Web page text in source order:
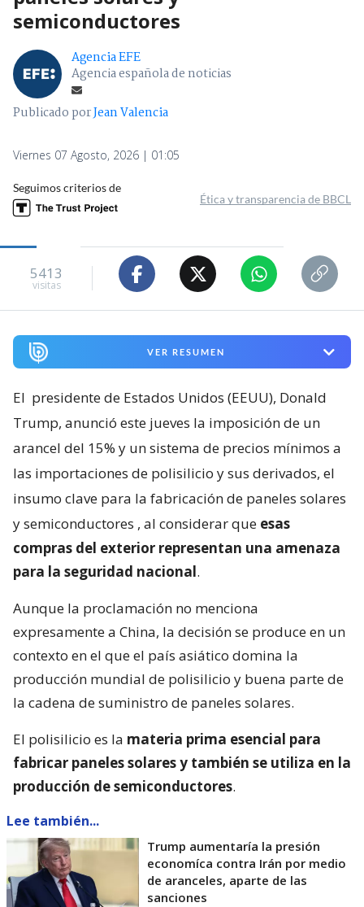
semiconductores
Agencia EFE
Agencia española de noticias
Publicado porJean Valencia
Viernes 07 Agosto, 2026 | 01:05
Seguimos criterios de
Ética y transparencia de BBCL
5413
visitas
VER RESUMEN
El presidente de Estados Unidos (EEUU), Donald
Trump, anunció este jueves la imposición de un
arancel del 15% y un sistema de precios mínimos a
las importaciones de polisilicio y sus derivados, el
insumo clave para la fabricación de paneles solares
y semiconductores , al considerar que esas
compras del exterior representan una amenaza
para la seguridad nacional.
Aunque la proclamación no menciona
expresamente a China, la decisión se produce en un
contexto en el que el país asiático domina la
producción mundial de polisilicio y buena parte de
la cadena de suministro de paneles solares.
El polisilicio es la materia prima esencial para
fabricar paneles solares y también se utiliza en la
producción de semiconductores.
Lee también...
Trump aumentaría la presión
economíca contra Irán por medio
de aranceles, aparte de las
sanciones